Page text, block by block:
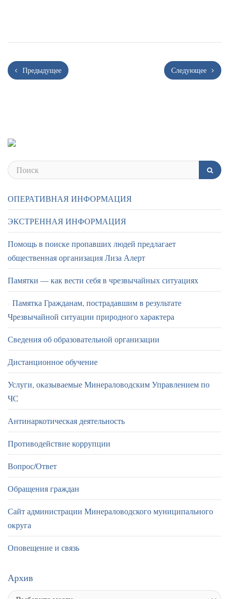
Предыдущее Следующее
ОПЕРАТИВНАЯ ИНФОРМАЦИЯ
ЭКСТРЕННАЯ ИНФОРМАЦИЯ
Помощь в поиске пропавших людей предлагает
общественная организация Лиза Алерт
Памятки — как вести себя в чрезвычайных ситуациях
Памятка Гражданам, пострадавшим в результате
Чрезвычайной ситуации природного характера
Сведения об образовательной организации
Дистанционное обучение
Услуги, оказываемые Минераловодским Управлением по
ЧС
Антинаркотическая деятельность
Противодействие коррупции
Вопрос/Ответ
Обращения граждан
Сайт администрации Минераловодского муниципального
округа
Оповещение и связь
Архив